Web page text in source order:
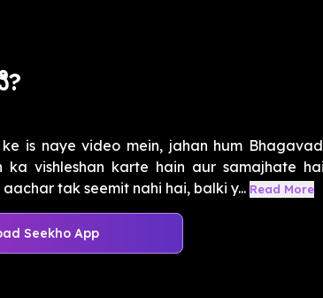
is naye video mein, jahan hum
ka vishleshan karte hain aur samajhate
tak seemit nahi hai, balki y... Read More
Seekho App